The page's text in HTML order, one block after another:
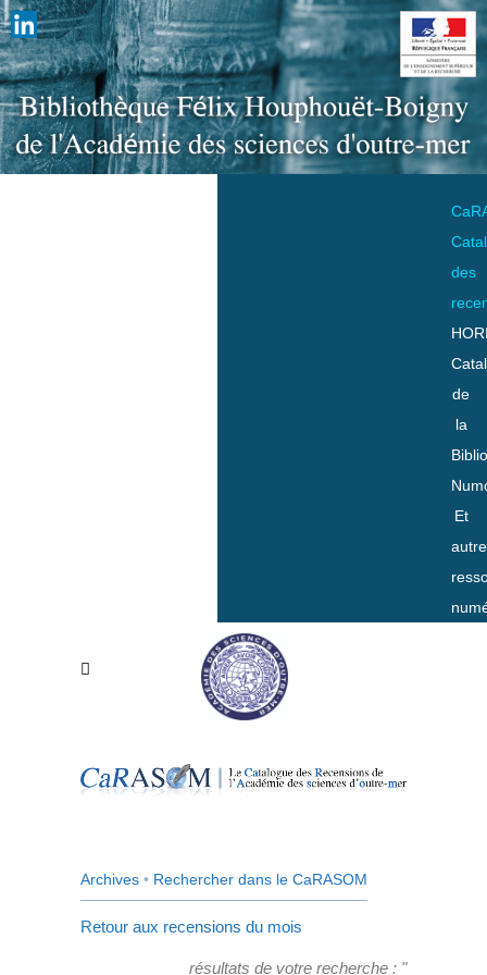
des
de
la
Et
Archives • Rechercher dans le CaRASOM
Retour aux recensions du mois
résultats de votre recherche : "